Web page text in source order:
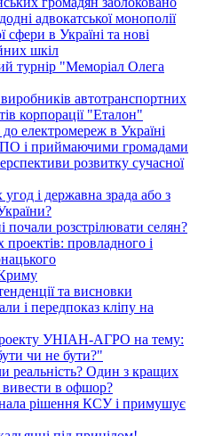
адвокатської монополії
сфери в Україні та нові
шкіл
турнір "Меморіал Олега
автотранспортних
корпорації "Еталон"
електромереж в Україні
і приймаючими громадами
розвитку сучасної
і державна зрада або з
почали розстрілювати селян?
провладного і
та висновки
і передпоказ кліпу на
УНІАН-АГРО на тему:
чи не бути?"
реальність? Один з кращих
вивести в офшор?
рішення КСУ і примушує